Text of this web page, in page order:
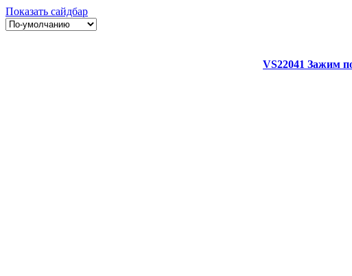
Показать сайдбар
VS22041 Зажим